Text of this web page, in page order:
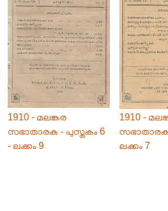
1910 - മലങ്കര
സഭാതാരക - പുസ്തകം 6
- ലക്കം 9
1910 -
സഭാതാരക
ലക്കം 7